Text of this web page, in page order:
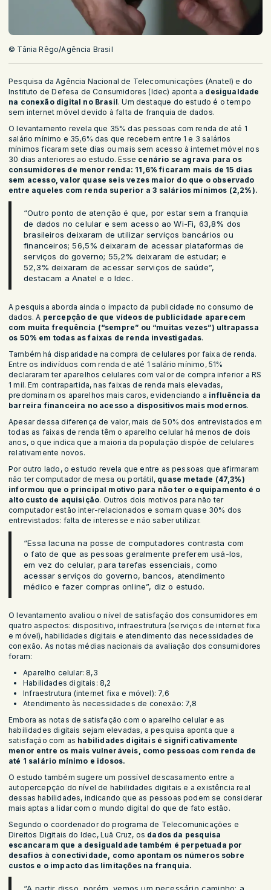
© Tânia Rêgo/Agência Brasil
Pesquisa da Agência Nacional de Telecomunicações (Anatel) e do
Instituto de Defesa de Consumidores (Idec) aponta a desigualdade
na conexão digital no Brasil. Um destaque do estudo é o tempo
sem internet móvel devido à falta de franquia de dados.
O levantamento revela que 35% das pessoas com renda de até 1
salário mínimo e 35,6% das que recebem entre 1 e 3 salários
mínimos ficaram sete dias ou mais sem acesso à internet móvel nos
30 dias anteriores ao estudo. Esse cenário se agrava para os
consumidores de menor renda: 11,6% ficaram mais de 15 dias
sem acesso, valor quase seis vezes maior do que o observado
entre aqueles com renda superior a 3 salários mínimos (2,2%).
“Outro ponto de atenção é que, por estar sem a franquia
de dados no celular e sem acesso ao Wi-Fi, 63,8% dos
brasileiros deixaram de utilizar serviços bancários ou
financeiros; 56,5% deixaram de acessar plataformas de
serviços do governo; 55,2% deixaram de estudar; e
52,3% deixaram de acessar serviços de saúde”,
destacam a Anatel e o Idec.
A pesquisa aborda ainda o impacto da publicidade no consumo de
dados. A percepção de que vídeos de publicidade aparecem
com muita frequência (“sempre” ou “muitas vezes”) ultrapassa
os 50% em todas as faixas de renda investigadas.
Também há disparidade na compra de celulares por faixa de renda.
Entre os indivíduos com renda de até 1 salário mínimo, 51%
declararam ter aparelhos celulares com valor de compra inferior a RS
1 mil. Em contrapartida, nas faixas de renda mais elevadas,
predominam os aparelhos mais caros, evidenciando a influência da
barreira financeira no acesso a dispositivos mais modernos.
Apesar dessa diferença de valor, mais de 50% dos entrevistados em
todas as faixas de renda têm o aparelho celular há menos de dois
anos, o que indica que a maioria da população dispõe de celulares
relativamente novos.
Por outro lado, o estudo revela que entre as pessoas que afirmaram
não ter computador de mesa ou portátil, quase metade (47,3%)
informou que o principal motivo para não ter o equipamento é o
alto custo de aquisição. Outros dois motivos para não ter
computador estão inter-relacionados e somam quase 30% dos
entrevistados: falta de interesse e não saber utilizar.
“Essa lacuna na posse de computadores contrasta com
o fato de que as pessoas geralmente preferem usá-los,
em vez do celular, para tarefas essenciais, como
acessar serviços do governo, bancos, atendimento
médico e fazer compras online”, diz o estudo.
O levantamento avaliou o nível de satisfação dos consumidores em
quatro aspectos: dispositivo, infraestrutura (serviços de internet fixa
e móvel), habilidades digitais e atendimento das necessidades de
conexão. As notas médias nacionais da avaliação dos consumidores
foram:
Aparelho celular: 8,3
Habilidades digitais: 8,2
Infraestrutura (internet fixa e móvel): 7,6
Atendimento às necessidades de conexão: 7,8
Embora as notas de satisfação com o aparelho celular e as
habilidades digitais sejam elevadas, a pesquisa aponta que a
satisfação com as habilidades digitais é significativamente
menor entre os mais vulneráveis, como pessoas com renda de
até 1 salário mínimo e idosos.
O estudo também sugere um possível descasamento entre a
autopercepção do nível de habilidades digitais e a existência real
dessas habilidades, indicando que as pessoas podem se considerar
mais aptas a lidar com o mundo digital do que de fato estão.
Segundo o coordenador do programa de Telecomunicações e
Direitos Digitais do Idec, Luã Cruz, os dados da pesquisa
escancaram que a desigualdade também é perpetuada por
desafios à conectividade, como apontam os números sobre
custos e o impacto das limitações na franquia.